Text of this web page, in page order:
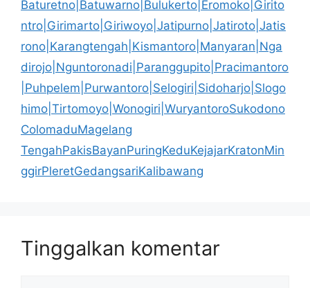
Baturetno|Batuwarno|Bulukerto|Eromoko|Girito
ntro|Girimarto|Giriwoyo|Jatipurno|Jatiroto|Jatis
rono|Karangtengah|Kismantoro|Manyaran|Nga
dirojo|Nguntoronadi|Paranggupito|Pracimantoro
|Puhpelem|Purwantoro|Selogiri|Sidoharjo|Slogo
himo|Tirtomoyo|Wonogiri|WuryantoroSukodono
ColomaduMagelang
TengahPakisBayanPuringKeduKejajarKratonMin
ggirPleretGedangsariKalibawang
Tinggalkan komentar